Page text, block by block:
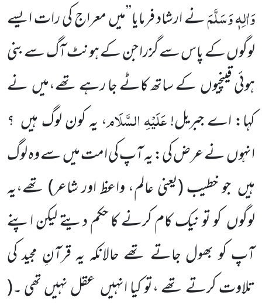
وَاٰلِہٖ وَسَلَّمَنے ارشاد فرمایا’’میں معراج کی رات ایسے
لوگوں کے پاس سے گزرا جن کے ہونٹ آگ سے بنی
ہوئی قینچیوں کے ساتھ کاٹے جا رہے تھے،میں نے
کہا: اے جبریل!عَلَیْہِ السَّلَام، یہ کون لوگ ہیں ؟
انہوں نے عرض کی: یہ آپ کی امت میں سے وہ لوگ
ہیں جو خطیب(یعنی عالم، واعظ اور شاعر) تھے،یہ
لوگوں کو تو نیک کام کرنے کا حکم دیتے لیکن اپنے
آپ کو بھول جاتے تھے حالانکہ یہ قرآنِ مجید کی
تلاوت کرتے تھے ،تو کیا انہیں عقل نہیں تھی ۔(